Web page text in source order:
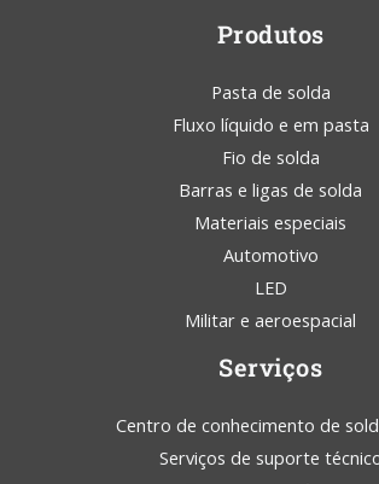
Produtos
Pasta de solda
Fluxo líquido e em pasta
Fio de solda
Barras e ligas de solda
Materiais especiais
Automotivo
LED
Militar e aeroespacial
Serviços
Centro de conhecimento de
Serviços de suporte